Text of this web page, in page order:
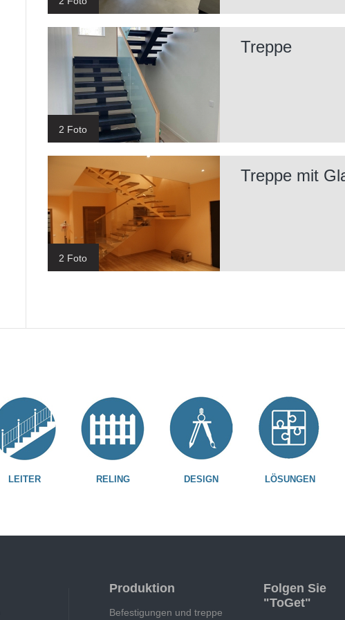
2 Foto
Treppe
2 Foto
Treppe mit
LEITER RELING DESIGN LÖSUNGEN
Produktion
Befestigungen und treppe
Folgen Sie
"ToGet"